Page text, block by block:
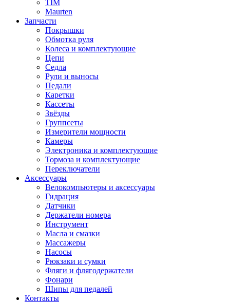
TIM
Maurten
Запчасти
Покрышки
Обмотка руля
Колеса и комплектующие
Цепи
Седла
Рули и выносы
Педали
Каретки
Кассеты
Звёзды
Группсеты
Измерители мощности
Камеры
Электроника и комплектующие
Тормоза и комплектующие
Переключатели
Аксессуары
Велокомпьютеры и аксессуары
Гидрация
Датчики
Держатели номера
Инструмент
Масла и смазки
Массажеры
Насосы
Рюкзаки и сумки
Фляги и флягодержатели
Фонари
Шипы для педалей
Контакты